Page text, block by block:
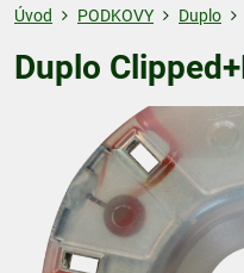
Úvod PODKOVY Duplo
Duplo